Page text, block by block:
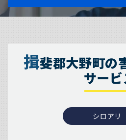
揖斐郡大野町の
サー
シロアリ